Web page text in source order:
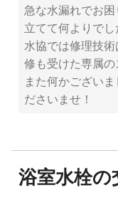
急な水漏れでお
立てて何よりでし
水協では修理技
修も受けた専属の
また何かござい
ださいませ！
浴室水栓の